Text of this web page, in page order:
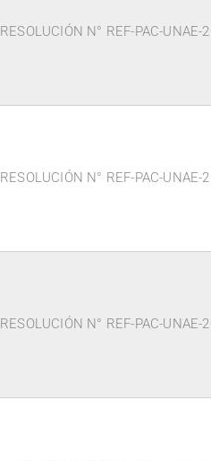
RESOLUCIÓN N° REF-PAC-UNAE-
RESOLUCIÓN N° REF-PAC-UNAE-
RESOLUCIÓN N° REF-PAC-UNAE-